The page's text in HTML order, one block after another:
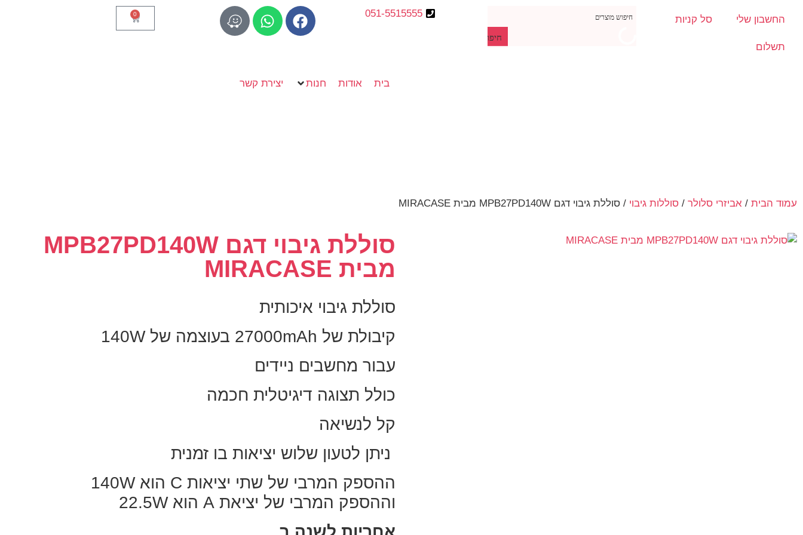
החשבון שלי סל קניות
תשלום
חיפוש מוצרים
051-5515555
0
בית אודות חנות יצירת קשר
עמוד הבית / אביזרי סלולר / סוללות גיבוי / סוללת גיבוי דגם MPB27PD140W מבית MIRACASE
סוללת גיבוי דגם MPB27PD140W
מבית MIRACASE
סוללת גיבוי איכותית
קיבולת של 27000mAh בעוצמה של 140W
עבור מחשבים ניידים
כולל תצוגה דיגיטלית חכמה
קל לנשיאה
ניתן לטעון שלוש יציאות בו זמנית
ההספק המרבי של שתי יציאות C הוא 140W
וההספק המרבי של יציאת A הוא 22.5W